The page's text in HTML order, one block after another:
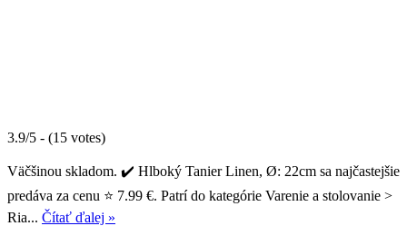
3.9/5 - (15 votes)
Väčšinou skladom. ✔️ Hlboký Tanier Linen, Ø: 22cm sa najčastejšie
predáva za cenu ⭐ 7.99 €. Patrí do kategórie Varenie a stolovanie >
Ria... Čítať ďalej »